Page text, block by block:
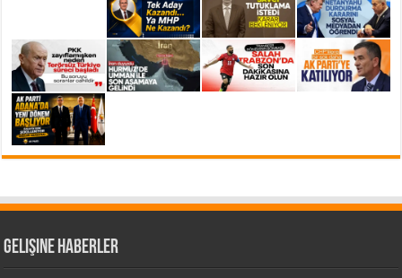
Gelişine Haberler